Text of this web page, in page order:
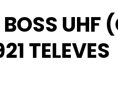
UHF
TELEVES